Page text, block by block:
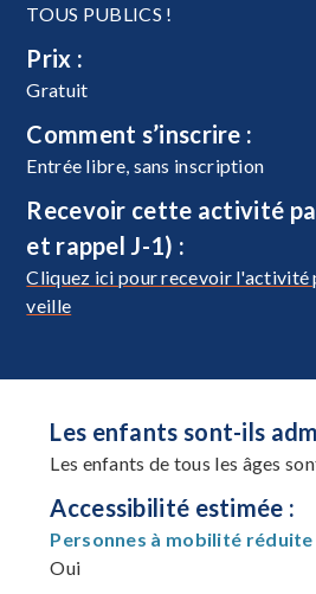
TOUS PUBLICS !
Prix :
Gratuit
Comment s’inscrire :
Entrée libre, sans inscription
Recevoir cette activité
et rappel J-1) :
Cliquez ici pour recevoir l'activité
veille
Les enfants sont-ils
Les enfants de tous les âges
Accessibilité estimée :
Personnes à mobilité réduite
Oui